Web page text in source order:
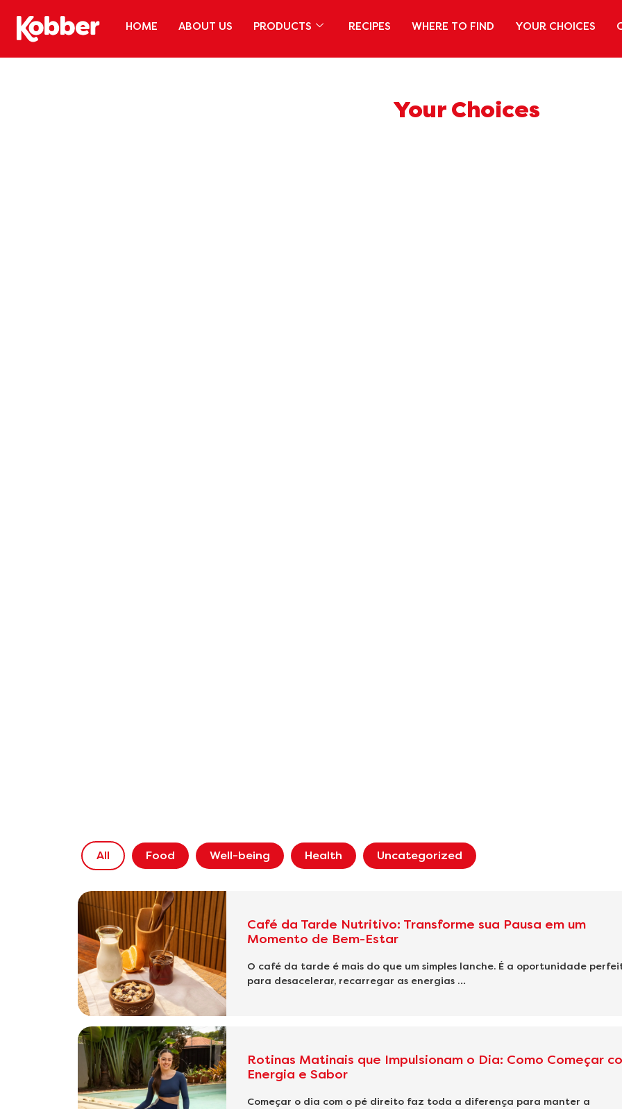
HOME ABOUT US PRODUCTS RECIPES WHERE TO FIND YOUR CHOICES
Your Choices
All Food Well-being Health Uncategorized
Café da Tarde Nutritivo: Transforme sua Pausa em um
Momento de Bem-Estar
O café da tarde é mais do que um simples lanche. É a oportunidade
para desacelerar, recarregar as energias …
Rotinas Matinais que Impulsionam o Dia: Como Começar
Energia e Sabor
Começar o dia com o pé direito faz toda a diferença para manter a